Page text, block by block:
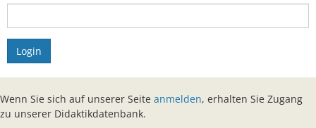
Login
Wenn Sie sich auf unserer Seite anmelden, erhalten Sie Zugang
zu unserer Didaktikdatenbank.